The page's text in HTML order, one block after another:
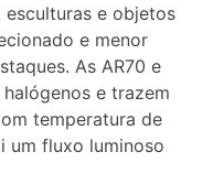
e objetos
e menor
As AR70 e
halógenos e trazem
temperatura de
um fluxo luminoso